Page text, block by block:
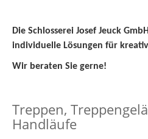
Die Schlosserei Josef Jeuck
individuelle Lösungen für
Wir beraten Sie gerne!
Treppen,
Handläufe